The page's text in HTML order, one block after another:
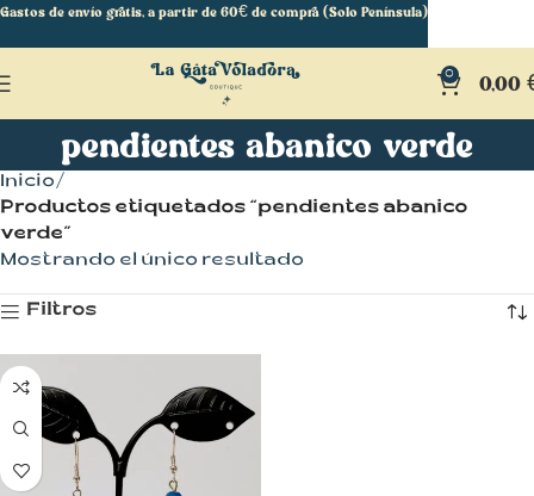
0 0,00
pendientes abanico verde
Inicio
Productos etiquetados “pendientes abanico
verde”
Mostrando el único resultado
Filtros
Gastos de envío gratis, a partir de 60€ de compra (Solo Península)